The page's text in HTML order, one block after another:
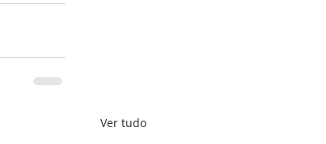
Ver tudo